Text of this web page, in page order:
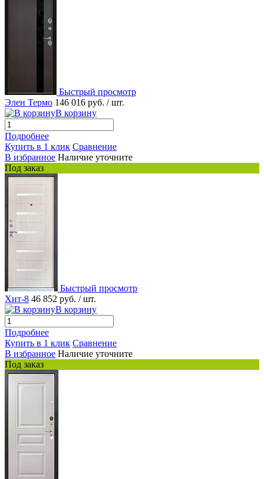
Быстрый просмотр
Элен Термо 146 016 руб. / шт.
В корзину
Подробнее
Купить в 1 клик Сравнение
В избранное Наличие уточните
Под заказ
Быстрый просмотр
Хит-8 46 852 руб. / шт.
В корзину
Подробнее
Купить в 1 клик Сравнение
В избранное Наличие уточните
Под заказ